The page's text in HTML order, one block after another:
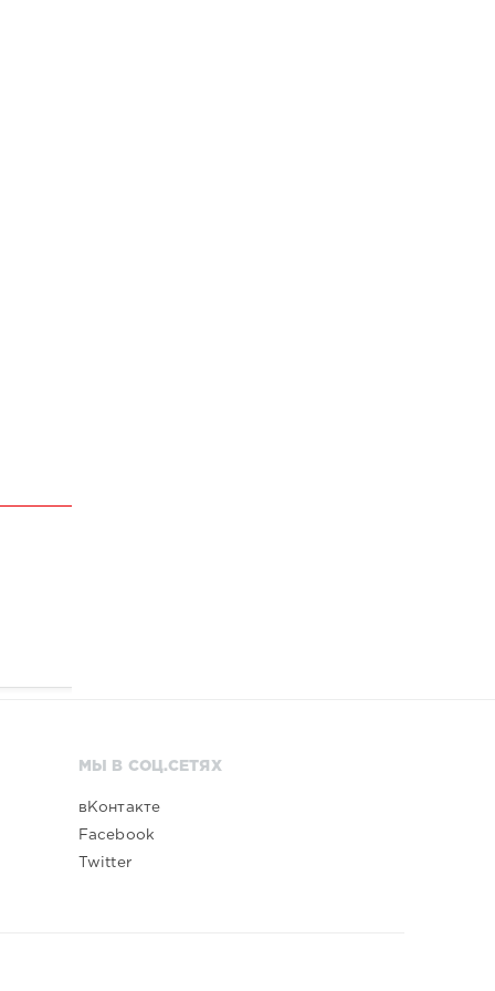
МЫ В СОЦ.СЕТЯХ
вКонтакте
Facebook
Twitter